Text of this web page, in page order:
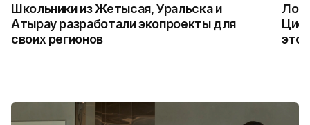
Школьники из Жетысая, Уральска и
Атырау разработали экопроекты для
своих регионов
это